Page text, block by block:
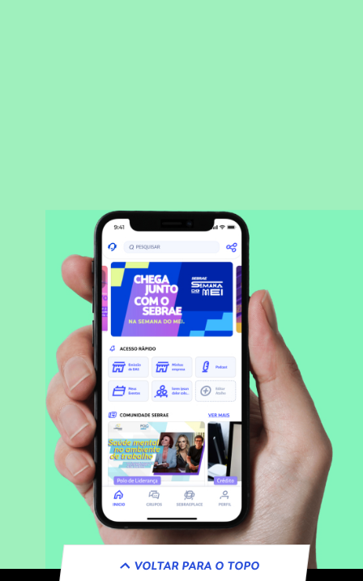
VOLTAR PARA O TOPO